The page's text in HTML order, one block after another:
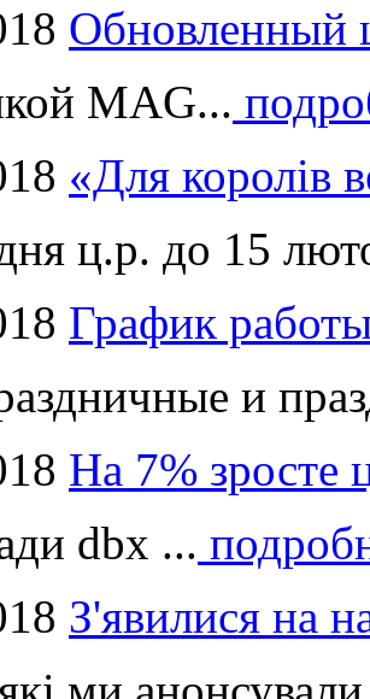
Обновленный
MAG...
«Для королів
ц.р. до 15
График
и
На 7% зросте
dbx ...
З'явилися на